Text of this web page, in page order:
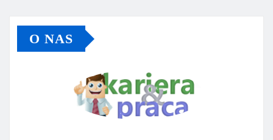
O NAS